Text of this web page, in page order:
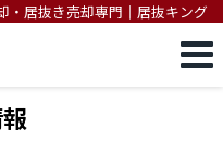
・居抜き売却専門｜居抜キング